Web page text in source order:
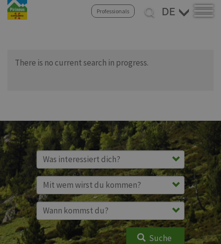
Professionals
Select
your
There is no current search in progress.
Suche